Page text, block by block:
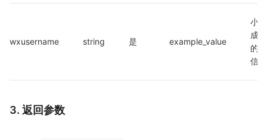
wxusername string 是 example_value
小店
成员
的微
信号
3. 返回参数